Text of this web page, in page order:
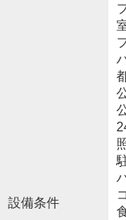
設備条件